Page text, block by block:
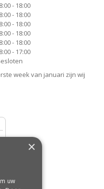
- 18:00
- 18:00
- 18:00
- 18:00
- 18:00
- 17:00
week van januari zijn wij
×
uw